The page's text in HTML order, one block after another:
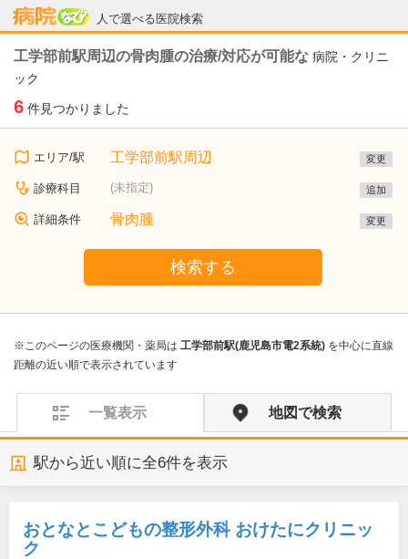
人で選べる医院検索
病院なび
工学部前駅周辺の骨肉腫の治療/対応が可能な 病院・クリニ
ック
6 件見つかりました
エリア/駅 工学部前駅周辺 変更
診療科目 (未指定) 追加
詳細条件 骨肉腫 変更
検索する
※このページの医療機関・薬局は 工学部前駅(鹿児島市電2系統) を中心に直線
距離の近い順で表示されています
一覧表示 地図で検索
駅から近い順に全6件を表示
おとなとこどもの整形外科 おけたにクリニッ
ク